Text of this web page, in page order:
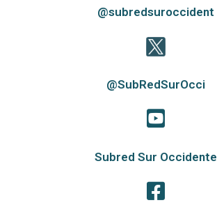
@subredsuroccident
@SubRedSurOcci
Subred Sur Occidente